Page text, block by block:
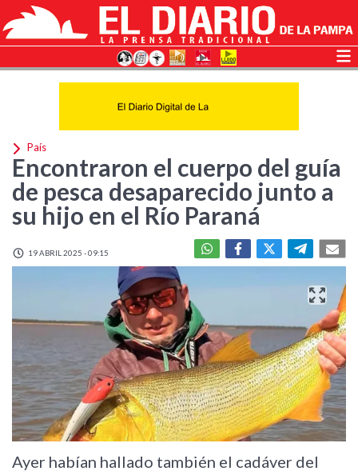
País
Encontraron el cuerpo del guía
de pesca desaparecido junto a
su hijo en el Río Paraná
19 ABRIL 2025 - 09:15
Ayer habían hallado también el cadáver del